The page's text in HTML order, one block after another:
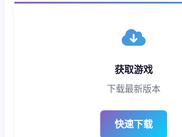
获取游戏
下载最新版本
快速下载